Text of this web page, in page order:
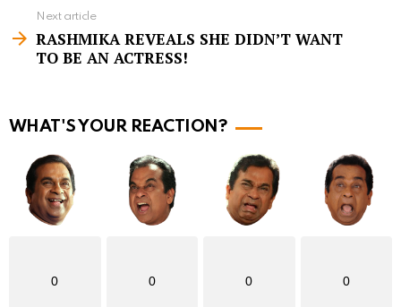
m
e
Next article
RASHMIKA REVEALS SHE DIDN’T WANT
TO BE AN ACTRESS!
WHAT'S YOUR REACTION?
0 0 0 0